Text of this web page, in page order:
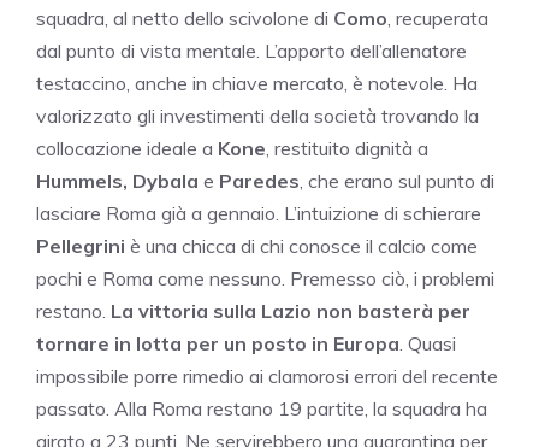
squadra, al netto dello scivolone di Como , recuperata
dal punto di vista mentale. L’apporto dell’allenatore
testaccino, anche in chiave mercato, è notevole. Ha
valorizzato gli investimenti della società trovando la
collocazione ideale a Kone , restituito dignità a
Hummels, Dybala e Paredes , che erano sul punto di
lasciare Roma già a gennaio. L’intuizione di schierare
Pellegrini è una chicca di chi conosce il calcio come
pochi e Roma come nessuno. Premesso ciò, i problemi
restano. La vittoria sulla Lazio non basterà per
tornare in lotta per un posto in Europa . Quasi
impossibile porre rimedio ai clamorosi errori del recente
passato. Alla Roma restano 19 partite, la squadra ha
girato a 23 punti. Ne servirebbero una quarantina per